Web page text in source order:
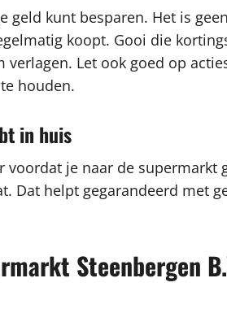
geld kunt besparen. Het is
koopt. Gooi die
Let ook goed op
houden.
in huis
je naar de supermarkt
Dat helpt gegarandeerd met
Steenbergen